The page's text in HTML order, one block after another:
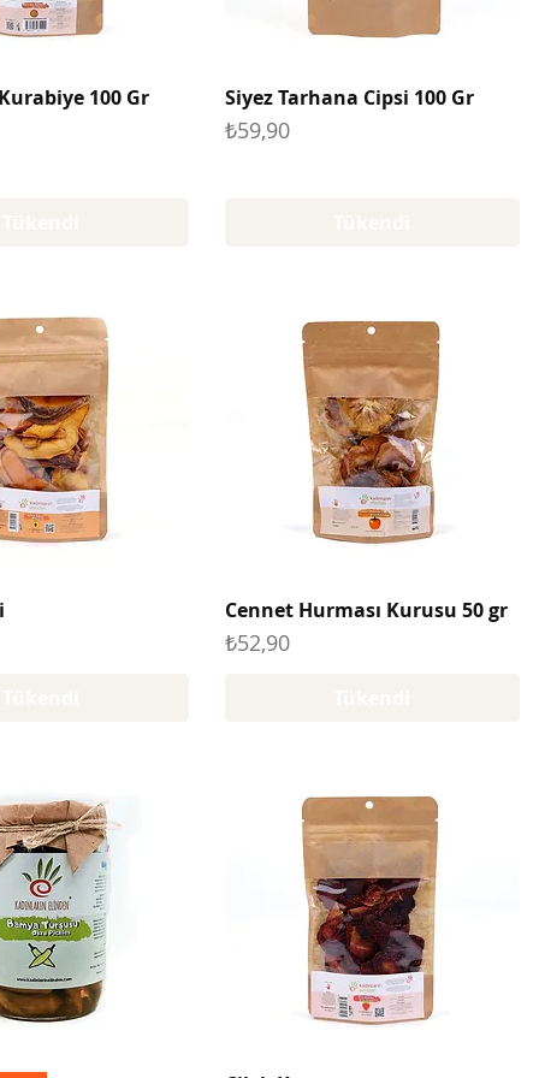
100 Gr Siyez Tarhana Cipsi 100 Gr
Fiyat
₺59,90
Cennet Hurması Kurusu 50 gr
Fiyat
₺52,90